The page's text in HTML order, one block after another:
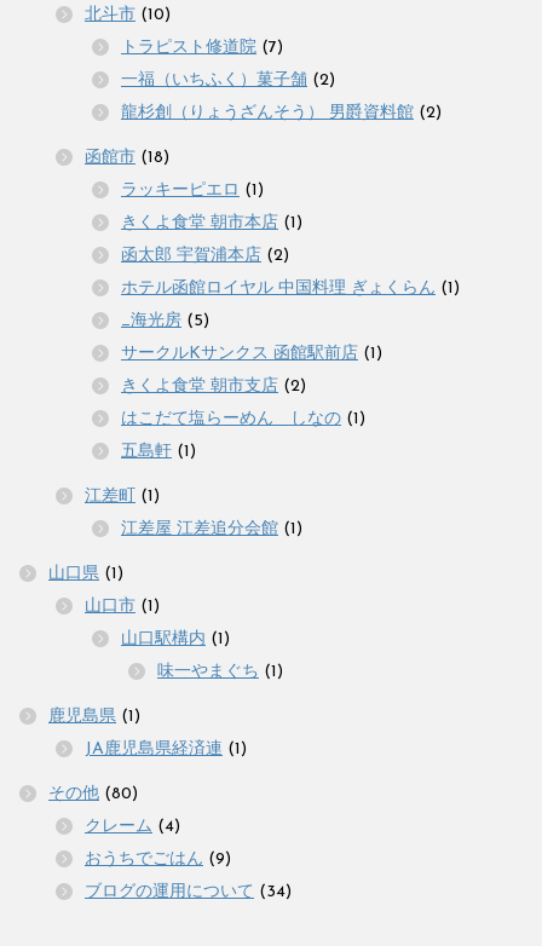
北斗市 (10)
トラピスト修道院 (7)
一福（いちふく）菓子舗 (2)
龍杉創（りょうざんそう） 男爵資料館 (2)
函館市 (18)
ラッキーピエロ (1)
きくよ食堂 朝市本店 (1)
函太郎 宇賀浦本店 (2)
ホテル函館ロイヤル 中国料理 ぎょくらん (1)
_海光房 (5)
サークルKサンクス 函館駅前店 (1)
きくよ食堂 朝市支店 (2)
はこだて塩らーめん しなの (1)
五島軒 (1)
江差町 (1)
江差屋 江差追分会館 (1)
山口県 (1)
山口市 (1)
山口駅構内 (1)
味一やまぐち (1)
鹿児島県 (1)
JA鹿児島県経済連 (1)
その他 (80)
クレーム (4)
おうちでごはん (9)
ブログの運用について (34)